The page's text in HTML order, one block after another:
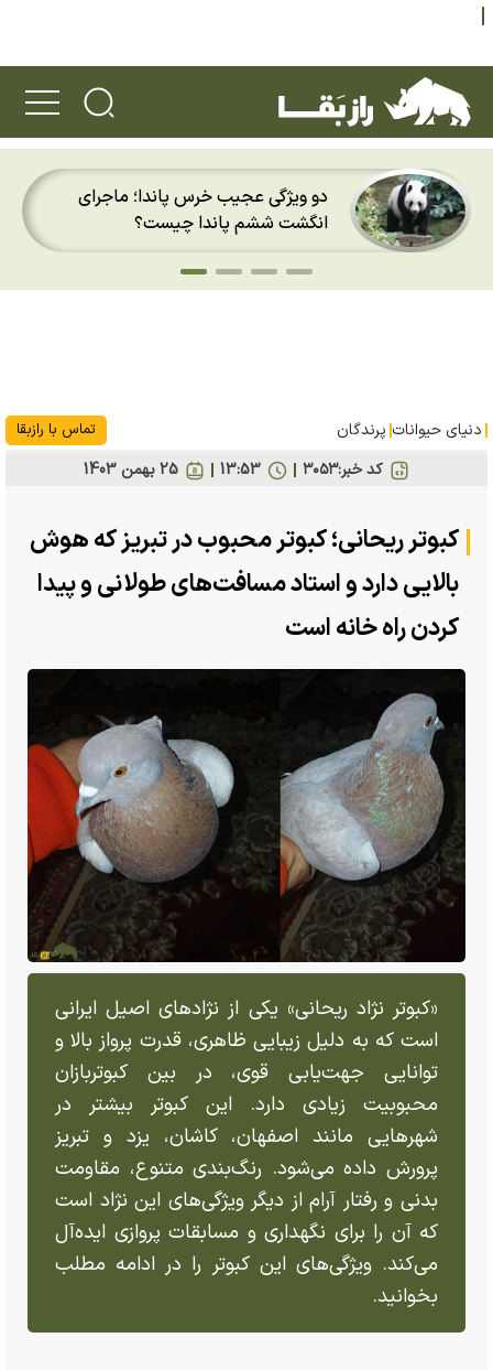
دو ویژگی عجیب خرس پاندا؛ ماجرای
انگشت ششم پاندا چیست؟
دنیای حیوانات پرندگان تماس با رازبقا
کد خبر:۳۰۵۳ 25 بهمن 1403 13:53
کبوتر ریحانی؛ کبوتر محبوب در تبریز که هوش
بالایی دارد و استاد مسافت‌های طولانی و پیدا
کردن راه خانه‌ است
«کبوتر نژاد ریحانی» یکی از نژاد‌های اصیل ایرانی
است که به دلیل زیبایی ظاهری، قدرت پرواز بالا و
توانایی جهت‌یابی قوی، در بین کبوتربازان
محبوبیت زیادی دارد. این کبوتر بیشتر در
شهر‌هایی مانند اصفهان، کاشان، یزد و تبریز
پرورش داده می‌شود. رنگ‌بندی متنوع، مقاومت
بدنی و رفتار آرام از دیگر ویژگی‌های این نژاد است
که آن را برای نگهداری و مسابقات پروازی ایده‌آل
می‌کند. ویژگی‌های این کبوتر را در ادامه مطلب
بخوانید.